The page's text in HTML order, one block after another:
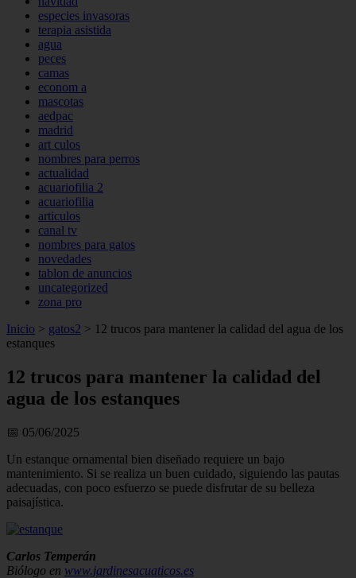
especies invasoras
terapia asistida
agua
peces
camas
econom a
mascotas
aedpac
madrid
art culos
nombres para perros
actualidad
acuariofilia 2
acuariofilia
articulos
canal tv
nombres para gatos
novedades
tablon de anuncios
uncategorized
zona pro
Inicio > gatos2 > 12 trucos para mantener la calidad del agua de los
estanques
12 trucos para mantener la calidad del
agua de los estanques
📅 05/06/2025
Un estanque ornamental bien diseñado requiere un bajo
mantenimiento. Si se realiza un buen cuidado, siguiendo las pautas
adecuadas, con poco esfuerzo se puede disfrutar de su belleza
paisajística.
Carlos Temperán
Biólogo en www.jardinesacuaticos.es